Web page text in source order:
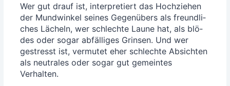
Wer gut drauf ist, inter­pre­tiert das Hoch­zie­hen
der Mund­win­kel sei­nes Gegen­übers als freund­li­
ches Lächeln, wer schlech­te Lau­ne hat, als blö­
des oder sogar abfäl­li­ges Grin­sen. Und wer
gestresst ist, ver­mu­tet eher schlech­te Absich­ten
als neu­tra­les oder sogar gut gemein­tes
Verhalten.